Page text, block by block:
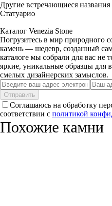
Другие встречающиеся названия
Статуарио
Каталог Venezia Stone
Погрузитесь в мир природного
камень — шедевр, созданный
каталоге мы собрали для вас не
яркие, уникальные образцы
смелых дизайнерских замыслов.
Отправить
Соглашаюсь на обработку
соответствии с политикой
Похожие камни